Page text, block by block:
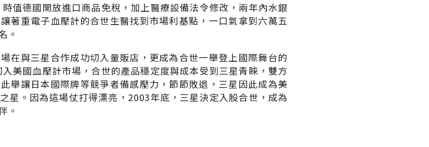
值德國開放進口商品免稅，加上醫療設備法令修改，兩年內水銀
著重電子血壓計的合世生醫找到市場利基點，一口氣拿到六萬五
。
在與三星合作成功切入量販店，更成為合世一舉登上國際舞台的
美國血壓計市場，合世的產品穩定度與成本受到三星青睞，雙方
舉讓日本國際牌等競爭者備感壓力，節節敗退，三星因此成為美
星。因為這場仗打得漂亮，2003年底，三星決定入股合世，成為
。